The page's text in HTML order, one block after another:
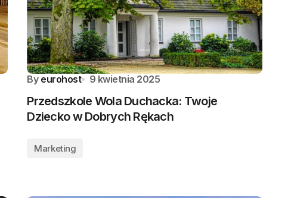
By eurohost 9 kwietnia 2025
Przedszkole Wola Duchacka: Twoje
Dziecko w Dobrych Rękach
Marketing